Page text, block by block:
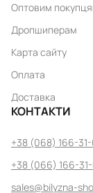
Оптовим
Дропшиперам
Карта сайту
Оплата
Доставка
КОНТАКТИ
+38 (068) 166-
+38 (066) 166-
sales@bilyzna-